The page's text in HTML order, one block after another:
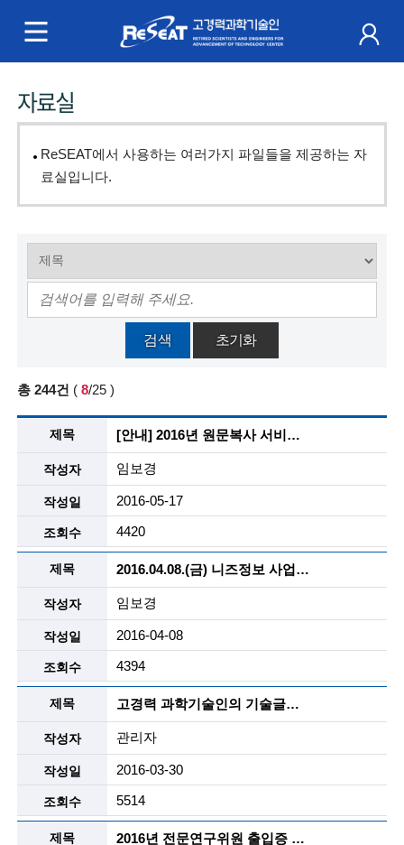
R
e
e
a
고
력
과
학
술
인
(
R
e
t
i
r
e
d
s
c
i
주
메
자료실
ReSEAT에서 사용하는 여러가지 파일들을 제공하는 자
료실입니다.
검색 초기화
총 244건 ( 8/25 )
[안내] 2016년 원문복사 서비스 신청서 양식
임보경
2016-05-17
4420
2016.04.08.(금) 니즈정보 사업설명회 자료
임보경
2016-04-08
4394
고경력 과학기술인의 기술글쓰기
관리자
2016-03-30
5514
2016년 전문연구위원 출입증 신청서 양식